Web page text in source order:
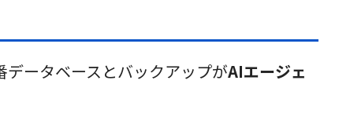
ータベースとバックアップがAIエージェ